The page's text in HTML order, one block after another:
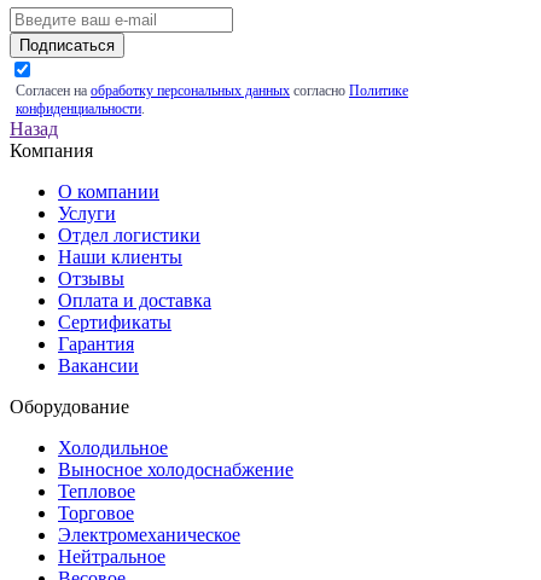
Подписаться
Согласен на обработку персональных данных согласно Политике
конфиденциальности.
Назад
Компания
О компании
Услуги
Отдел логистики
Наши клиенты
Отзывы
Оплата и доставка
Сертификаты
Гарантия
Вакансии
Оборудование
Холодильное
Выносное холодоснабжение
Тепловое
Торговое
Электромеханическое
Нейтральное